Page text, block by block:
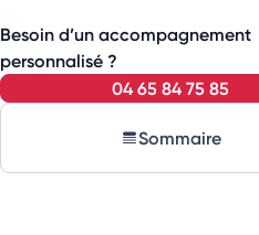
Besoin d’un accompagnement
personnalisé ?
04 65 84 75 85
Sommaire